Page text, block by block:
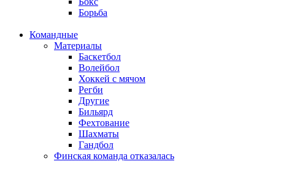
Борьба
Командные
Материалы
Баскетбол
Волейбол
Хоккей с мячом
Регби
Другие
Бильярд
Фехтование
Шахматы
Гандбол
Финская команда отказалась